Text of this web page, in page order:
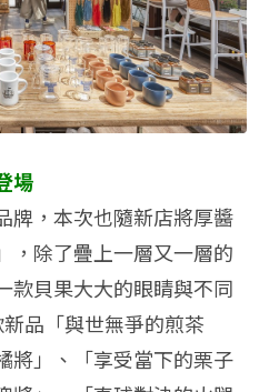
場
牌，本次也隨新店將厚醬
，除了疊上一層又一層的
款貝果大大的眼睛與不同
品「與世無爭的煎茶
將」、「享受當下的栗子